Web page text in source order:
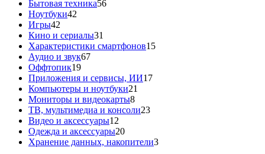
Бытовая техника56
Ноутбуки42
Игры42
Кино и сериалы31
Характеристики смартфонов15
Аудио и звук67
Оффтопик19
Приложения и сервисы, ИИ17
Компьютеры и ноутбуки21
Мониторы и видеокарты8
ТВ, мультимедиа и консоли23
Видео и аксессуары12
Одежда и аксессуары20
Хранение данных, накопители3